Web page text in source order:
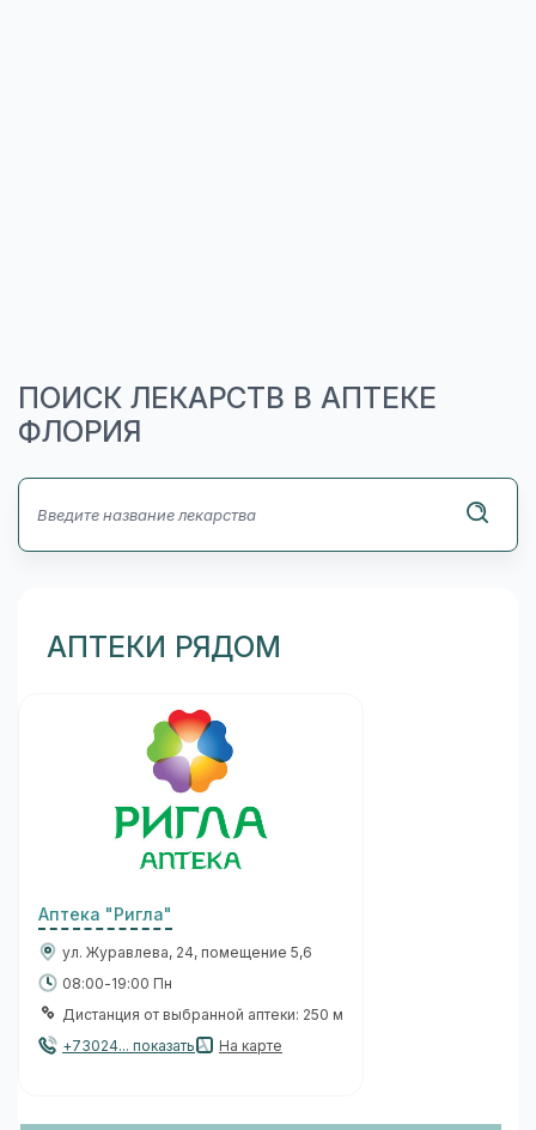
ПОИСК ЛЕКАРСТВ В АПТЕКЕ
ФЛОРИЯ
АПТЕКИ РЯДОМ
Аптека "Ригла"
ул. Журавлева, 24, помещение 5,6
08:00-19:00 Пн
Дистанция от выбранной аптеки: 250 м
+73024... показать
На карте